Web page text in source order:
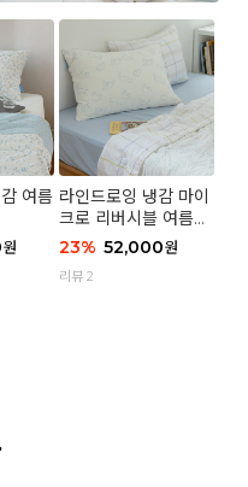
여름
원
라인드로잉 냉감 마이
크로 리버시블 여름이
불 세트
23% 52,000원
리뷰 2